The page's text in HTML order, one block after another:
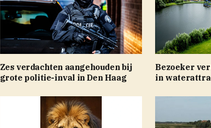
Zes verdachten aangehouden bij
grote politie-inval in Den Haag
Bezoeker
in